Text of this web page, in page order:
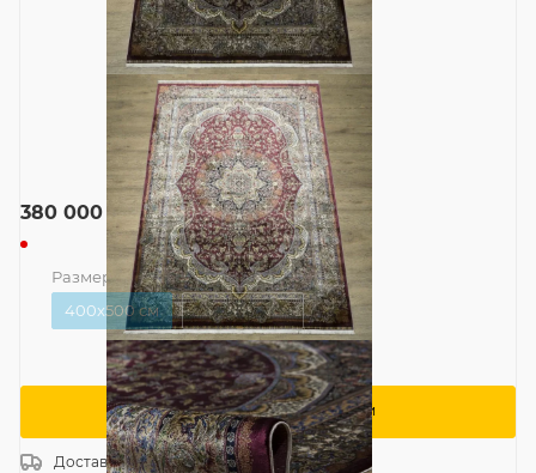
380 000руб.
Размер — 400x500 см
400x500 см
400x600 см
Сообщить о поступлении
ДоставкаРоссия